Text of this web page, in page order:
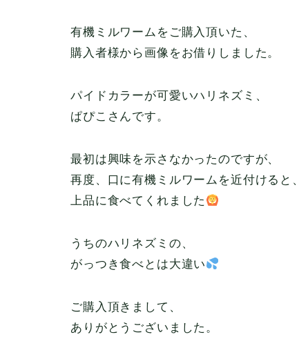
有機ミルワームをご購入頂いた、
購入者様から画像をお借りしました。
パイドカラーが可愛いハリネズミ、
ぱぴこさんです。
最初は興味を示さなかったのですが、
再度、口に有機ミルワームを近付けると、
上品に食べてくれました
うちのハリネズミの、
がっつき食べとは大違い
ご購入頂きまして、
ありがとうございました。